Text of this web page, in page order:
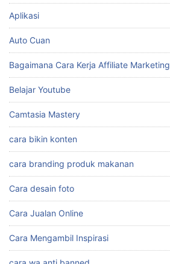
Aplikasi
Auto Cuan
Bagaimana Cara Kerja Affiliate Marketing
Belajar Youtube
Camtasia Mastery
cara bikin konten
cara branding produk makanan
Cara desain foto
Cara Jualan Online
Cara Mengambil Inspirasi